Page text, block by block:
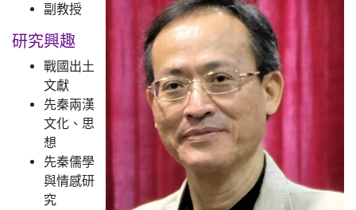
副教授
研究興趣
戰國出土
文獻
先秦兩漢
文化、思
想
先秦儒學
與情感研
究